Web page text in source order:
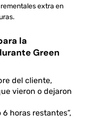
extra en
la
Green
del cliente,
vieron o dejaron
6 horas restantes”,